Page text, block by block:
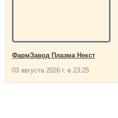
ФармЗавод Плазма Некст
03 августа 2026 г. в 23:25